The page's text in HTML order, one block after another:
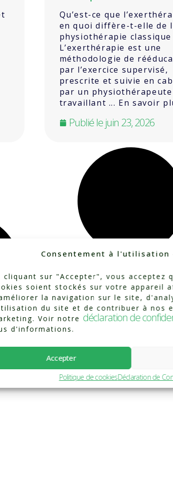
Consentement à l'utilisation
cliquant sur "Accepter", vous acceptez
soient stockés sur votre appareil
la navigation sur le site,
du site et de contribuer à nos
Voir notre déclaration de
d'informations.
Accepter
Politique de cookiesDéclaration de
Qu’est-ce que
en quoi diffère-t-elle de
physiothérapie classique
L’exerthérapie est une
méthodologie de
par l’exercice supervisé,
prescrite et suivie en
par un physiothérapeute
travaillant ... En savoir
Publié le juin 23, 2026